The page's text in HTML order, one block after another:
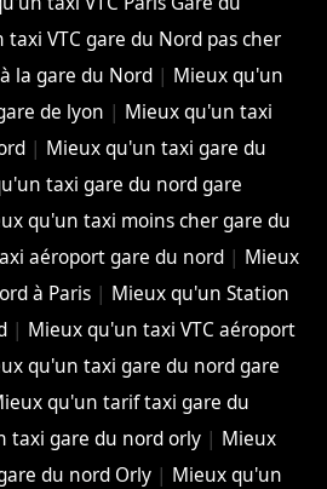
VTC gare du Nord pas cher
la gare du Nord | Mieux qu'un
de lyon | Mieux qu'un taxi
| Mieux qu'un taxi gare du
taxi gare du nord gare
qu'un taxi moins cher gare du
aéroport gare du nord| Mieux
à Paris | Mieux qu'un Station
| Mieux qu'un taxi VTC aéroport
qu'un taxi gare du nord gare
qu'un tarif taxi gare du
taxi gare du nord orly| Mieux
du nord Orly | Mieux qu'un